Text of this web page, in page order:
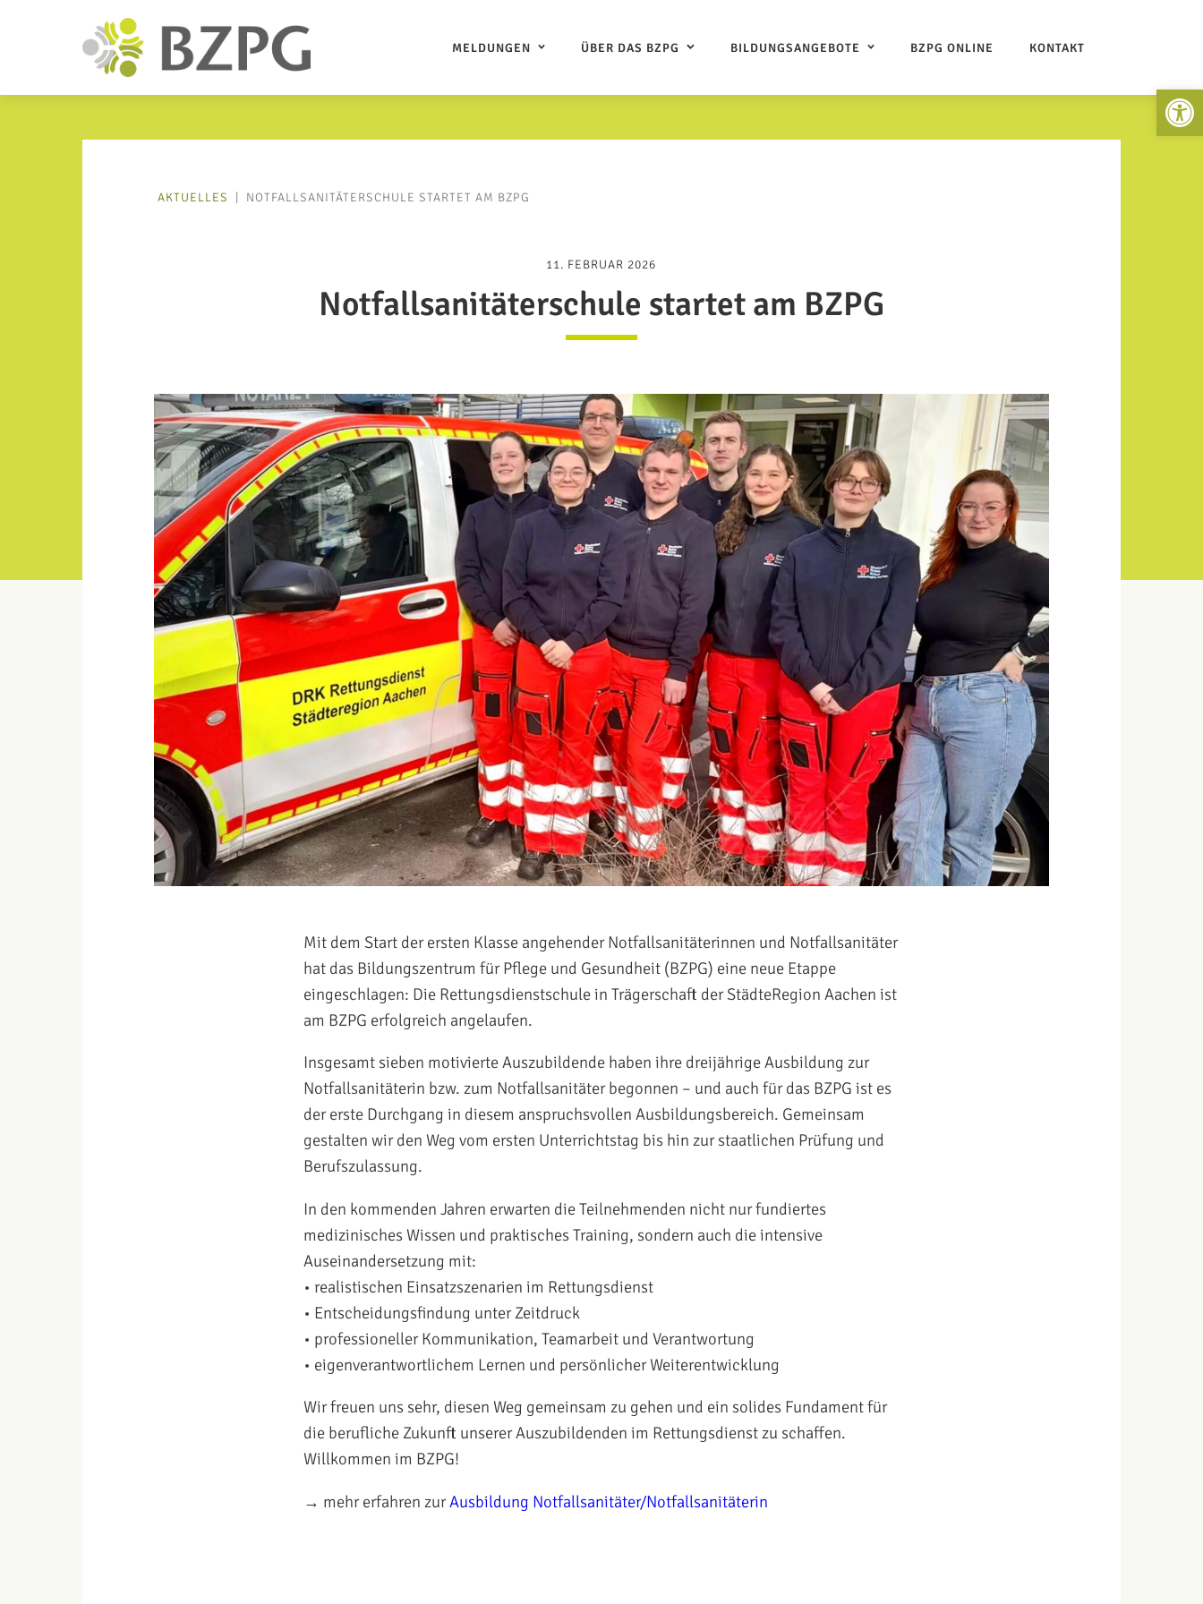
MELDUNGEN ÜBER DAS BZPG BILDUNGSANGEBOTE BZPG ONLINE KONTAKT
AKTUELLES | NOTFALLSANITÄTERSCHULE STARTET AM BZPG
11. FEBRUAR 2026
Notfallsanitäterschule startet am BZPG
Mit dem Start der ersten Klasse angehender Notfallsanitäterinnen und Notfallsanitäter
hat das Bildungszentrum für Pflege und Gesundheit (BZPG) eine neue Etappe
eingeschlagen: Die Rettungsdienstschule in Trägerschaft der StädteRegion Aachen ist
am BZPG erfolgreich angelaufen.
Insgesamt sieben motivierte Auszubildende haben ihre dreijährige Ausbildung zur
Notfallsanitäterin bzw. zum Notfallsanitäter begonnen – und auch für das BZPG ist es
der erste Durchgang in diesem anspruchsvollen Ausbildungsbereich. Gemeinsam
gestalten wir den Weg vom ersten Unterrichtstag bis hin zur staatlichen Prüfung und
Berufszulassung.
In den kommenden Jahren erwarten die Teilnehmenden nicht nur fundiertes
medizinisches Wissen und praktisches Training, sondern auch die intensive
Auseinandersetzung mit:
• realistischen Einsatzszenarien im Rettungsdienst
• Entscheidungsfindung unter Zeitdruck
• professioneller Kommunikation, Teamarbeit und Verantwortung
• eigenverantwortlichem Lernen und persönlicher Weiterentwicklung
Wir freuen uns sehr, diesen Weg gemeinsam zu gehen und ein solides Fundament für
die berufliche Zukunft unserer Auszubildenden im Rettungsdienst zu schaffen.
Willkommen im BZPG!
→ mehr erfahren zurAusbildung Notfallsanitäter/Notfallsanitäterin